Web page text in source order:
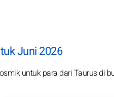
Juni 2026
untuk para dari Taurus di